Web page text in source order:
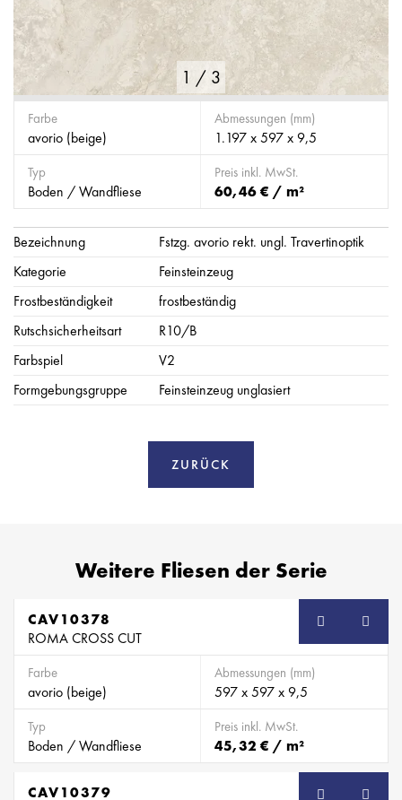
1 / 3
Farbe
avorio (beige)
Abmessungen (mm)
1.197 x 597 x 9,5
Typ
Boden / Wandfliese
Preis inkl. MwSt.
60,46 € / m²
Bezeichnung
Fstzg. avorio rekt. ungl. Travertinoptik
Kategorie
Feinsteinzeug
Frostbeständigkeit
frostbeständig
Rutschsicherheitsart
R10/B
Farbspiel
V2
Formgebungsgruppe
Feinsteinzeug unglasiert
ZURÜCK
Weitere Fliesen der Serie
CAV10378
ROMA CROSS CUT
Farbe
avorio (beige)
Abmessungen (mm)
597 x 597 x 9,5
Typ
Boden / Wandfliese
Preis inkl. MwSt.
45,32 € / m²
CAV10379